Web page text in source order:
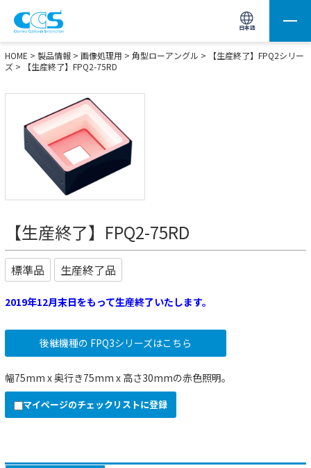
日本語
画像処理用の製品検索 サイト内検索(Enterで実行)
HOME > 製品情報 > 画像処理用 > 角型ローアングル >
【生産終了】FPQ2シリー
ズ > 【生産終了】FPQ2-75RD
【生産終了】FPQ2-75RD
標準品 生産終了品
2019年12月末日をもって生産終了いたします。
後継機種の FPQ3シリーズはこちら
幅75mm x 奥行き75mm x 高さ30mmの赤色照明。
マイページのチェックリストに登録